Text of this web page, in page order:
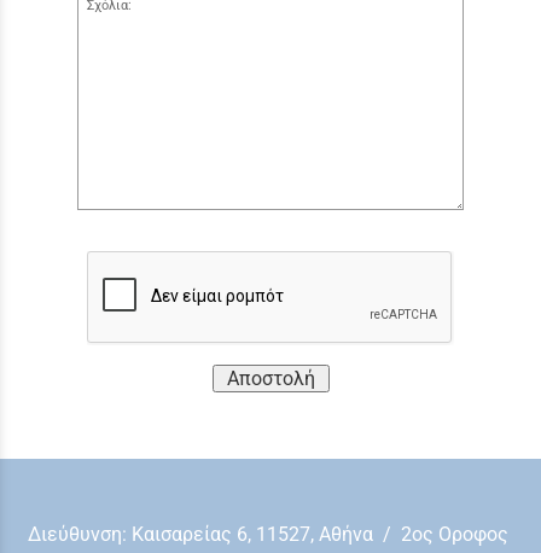
Σχόλια:
Αποστολή
Διεύθυνση: Kαισαρείας 6, 11527, Αθήνα / 2ος Οροφος